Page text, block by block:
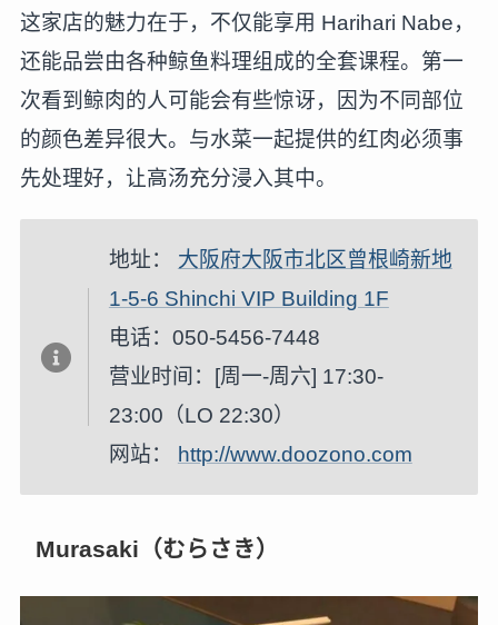
这家店的魅力在于，不仅能享用 Harihari Nabe，
还能品尝由各种鲸鱼料理组成的全套课程。第一
次看到鲸肉的人可能会有些惊讶，因为不同部位
的颜色差异很大。与水菜一起提供的红肉必须事
先处理好，让高汤充分浸入其中。
地址： 大阪府大阪市北区曾根崎新地
1-5-6 Shinchi VIP Building 1F
电话：050-5456-7448
营业时间：[周一-周六] 17:30-
23:00（LO 22:30）
网站：
http://www.doozono.com
Murasaki（むらさき）